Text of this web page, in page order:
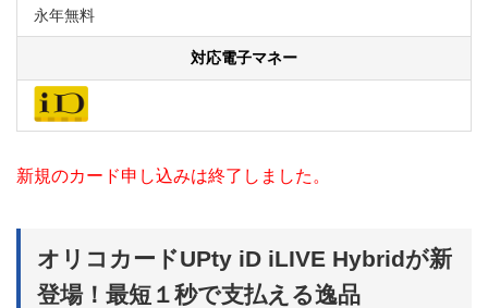
永年無料
対応電子マネー
新規のカード申し込みは終了しました。
オリコカードUPty iD iLIVE Hybridが新
登場！最短１秒で支払える逸品